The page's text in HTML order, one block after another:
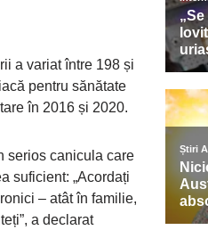
a variat între 198 și
pentru sănătate
în 2016 și 2020.
serios canicula care
suficient: „Acordați
– atât în familie,
a declarat